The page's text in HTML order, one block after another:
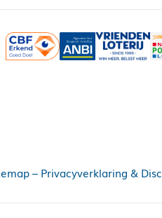
– Privacyverklaring &